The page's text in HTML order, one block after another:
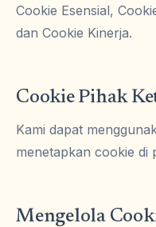
Cookie Esensial,
dan Cookie Kinerja.
Cookie Pihak
Kami dapat
menetapkan cookie di
Mengelola